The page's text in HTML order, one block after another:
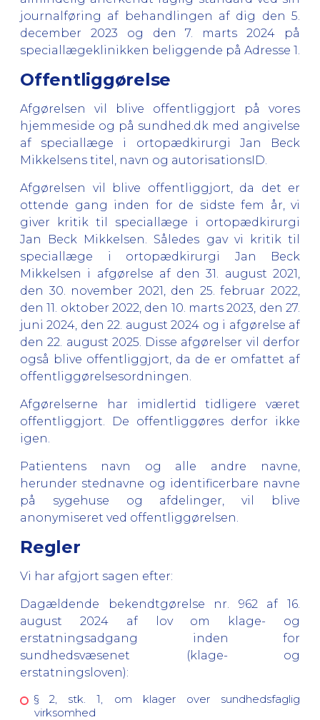
journalføring af behandlingen af dig den 5.
december 2023 og den 7. marts 2024 på
speciallægeklinikken beliggende på Adresse 1.
Offentliggørelse
Afgørelsen vil blive offentliggjort på vores
hjemmeside og på sundhed.dk med angivelse
af speciallæge i ortopædkirurgi Jan Beck
Mikkelsens titel, navn og autorisationsID.
Afgørelsen vil blive offentliggjort, da det er
ottende gang inden for de sidste fem år, vi
giver kritik til speciallæge i ortopædkirurgi
Jan Beck Mikkelsen. Således gav vi kritik til
speciallæge i ortopædkirurgi Jan Beck
Mikkelsen i afgørelse af den 31. august 2021,
den 30. november 2021, den 25. februar 2022,
den 11. oktober 2022, den 10. marts 2023, den 27.
juni 2024, den 22. august 2024 og i afgørelse af
den 22. august 2025. Disse afgørelser vil derfor
også blive offentliggjort, da de er omfattet af
offentliggørelsesordningen.
Afgørelserne har imidlertid tidligere været
offentliggjort. De offentliggøres derfor ikke
igen.
Patientens navn og alle andre navne,
herunder stednavne og identificerbare navne
på sygehuse og afdelinger, vil blive
anonymiseret ved offentliggørelsen.
Regler
Vi har afgjort sagen efter:
Dagældende bekendtgørelse nr. 962 af 16.
august 2024 af lov om klage- og
erstatningsadgang inden for
sundhedsvæsenet (klage- og
erstatningsloven):
§ 2, stk. 1, om klager over sundhedsfaglig
virksomhed